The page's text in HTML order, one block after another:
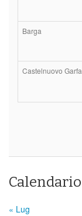
Barga
Castelnuovo
« Lug